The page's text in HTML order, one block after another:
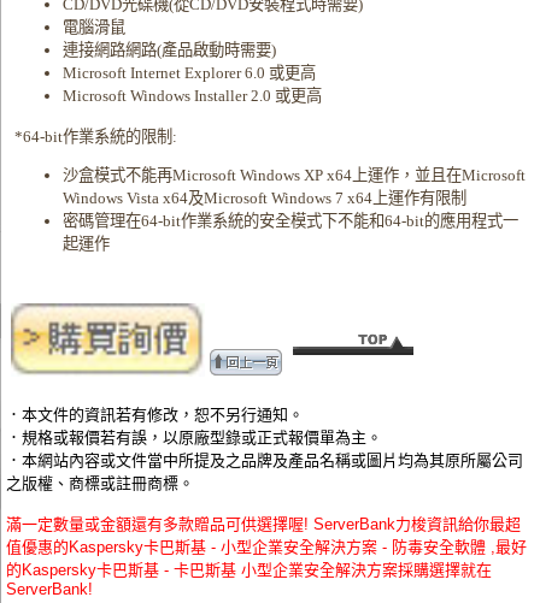
CD/DVD光碟機(從CD/DVD安裝程式時需要)
電腦滑鼠
連接網路網路(產品啟動時需要)
Microsoft Internet Explorer 6.0 或更高
Microsoft Windows Installer 2.0 或更高
*64-bit作業系統的限制:
沙盒模式不能再Microsoft Windows XP x64上運作，並且在Microsoft
Windows Vista x64及Microsoft Windows 7 x64上運作有限制
密碼管理在64-bit作業系統的安全模式下不能和64-bit的應用程式一
起運作
．本文件的資訊若有修改，恕不另行通知。
．規格或報價若有誤，以原廠型錄或正式報價單為主。
．本網站內容或文件當中所提及之品牌及產品名稱或圖片均為其原所屬公司
之版權、商標或註冊商標。
滿一定數量或金額還有多款贈品可供選擇喔! ServerBank力梭資訊給你最超
值優惠的Kaspersky卡巴斯基 - 小型企業安全解決方案 - 防毒安全軟體 ,最好
的Kaspersky卡巴斯基 - 卡巴斯基 小型企業安全解決方案採購選擇就在
ServerBank!